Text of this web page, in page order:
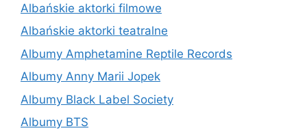
Albańskie aktorki filmowe
Albańskie aktorki teatralne
Albumy Amphetamine Reptile Records
Albumy Anny Marii Jopek
Albumy Black Label Society
Albumy BTS